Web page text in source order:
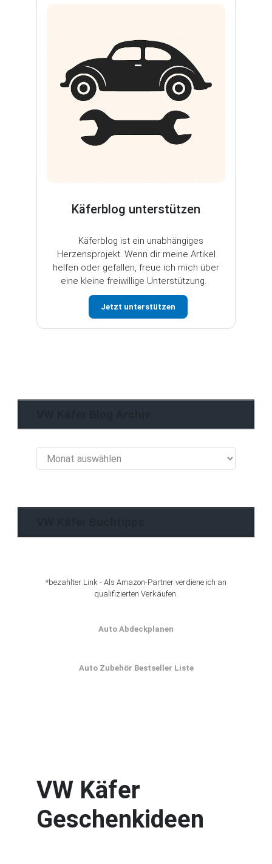
Käferblog unterstützen
Käferblog ist ein unabhängiges
Herzensprojekt. Wenn dir meine Artikel
helfen oder gefallen, freue ich mich über
eine kleine freiwillige Unterstützung.
Jetzt unterstützen
Käfer
*bezahlter Link - Als Amazon-Partner verdiene ich an
qualifizierten Verkäufen.
Auto Abdeckplanen
Auto Zubehör Bestseller Liste
VW Käfer
Geschenkideen